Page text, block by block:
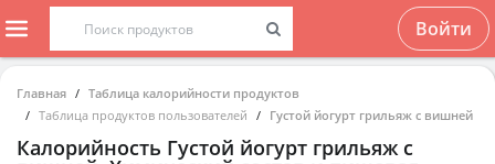
Войти
Главная
Таблица калорийности продуктов
Таблица продуктов пользователей
Густой йогурт грильяж с вишней
Калорийность Густой йогурт грильяж с